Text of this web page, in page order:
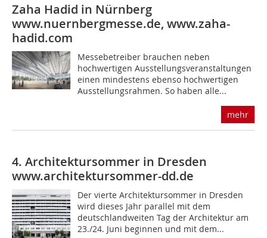
Zaha Hadid in Nürnberg
www.nuernbergmesse.de, www.zaha-
hadid.com
Messebetreiber brauchen neben
hochwertigen Ausstellungsveran­stal­tungen
einen mindestens ebenso hochwertigen
Ausstellungsrahmen. So haben alle...
mehr
4. Architektursommer in Dresden
www.architektursommer-dd.de
Der vierte Architektursommer in Dresden
wird dieses Jahr parallel mit dem
deutschlandweiten Tag der Architektur am
23./24. Juni beginnen und mit dem...